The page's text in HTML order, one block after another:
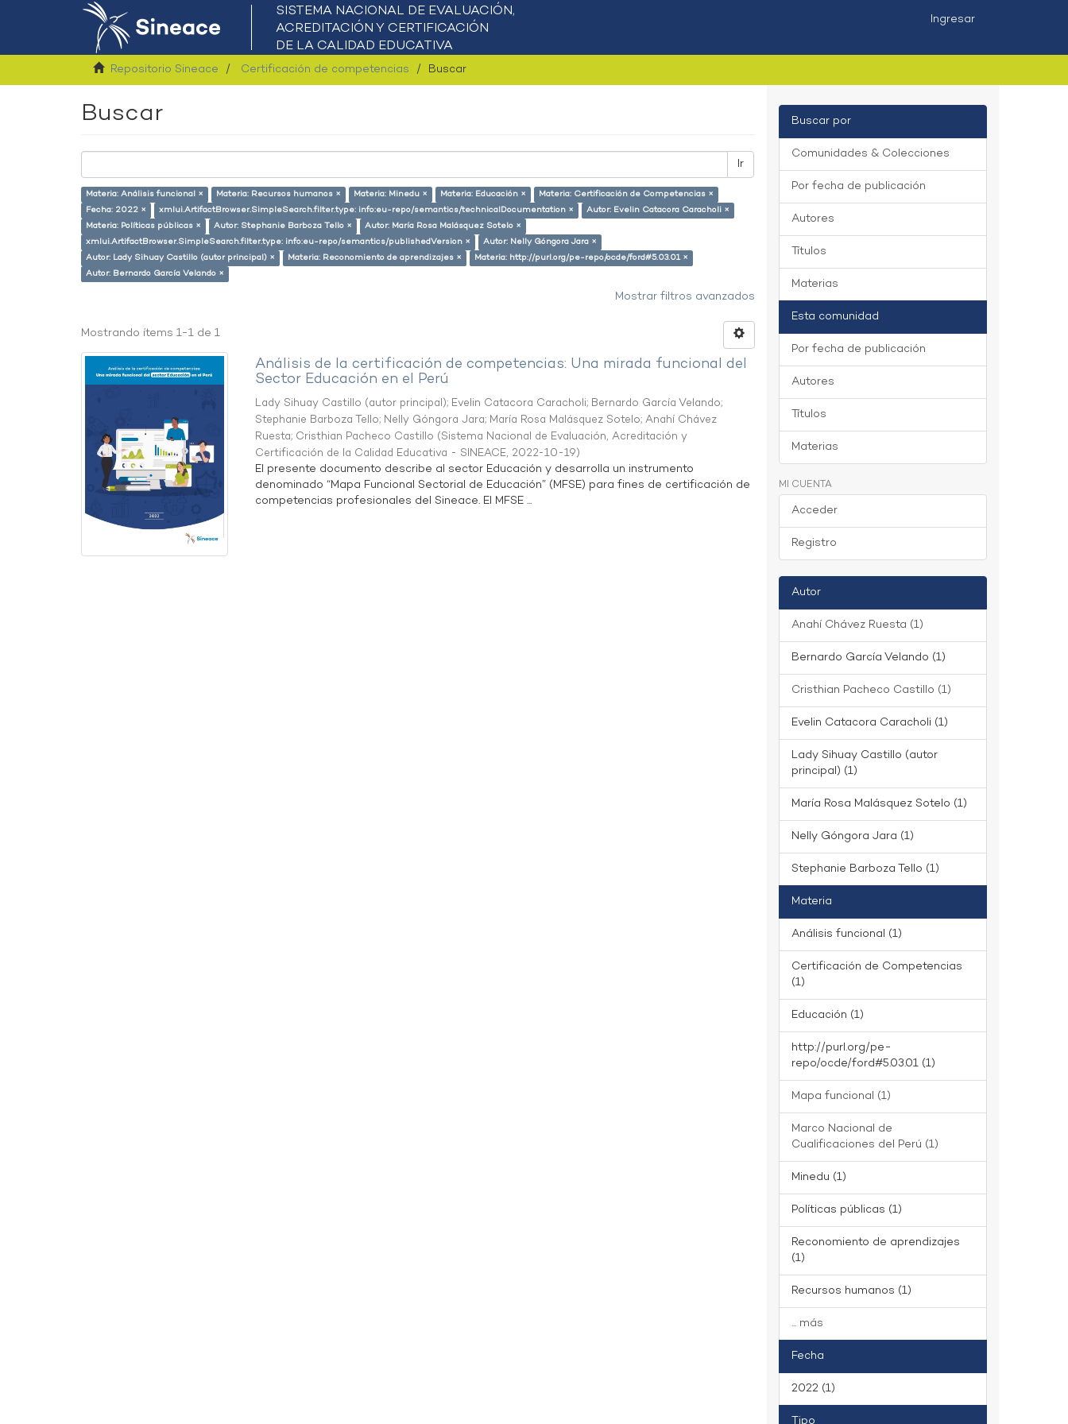
Ingresar
Repositorio Sineace Certificación de competencias Buscar
Buscar
Ir
Materia: Análisis funcional × Materia: Recursos humanos × Materia: Minedu × Materia: Educación ×
Materia: Certificación de Competencias ×
Fecha: 2022 ×
xmlui.ArtifactBrowser.SimpleSearch.filter.type: info:eu-repo/semantics/technicalDocumentation ×
Autor: Evelin Catacora Caracholi ×
Materia: Políticas públicas ×
Autor: Stephanie Barboza Tello ×
Autor: María Rosa Malásquez Sotelo ×
xmlui.ArtifactBrowser.SimpleSearch.filter.type: info:eu-repo/semantics/publishedVersion ×
Autor: Nelly Góngora Jara ×
Autor: Lady Sihuay Castillo (autor principal) ×
Materia: Reconomiento de aprendizajes ×
Materia: http://purl.org/pe-repo/ocde/ford#5.03.01 ×
Autor: Bernardo García Velando ×
Mostrar filtros avanzados
Mostrando ítems 1-1 de 1
Análisis de la certificación de competencias: Una mirada funcional del
Sector Educación en el Perú
Lady Sihuay Castillo (autor principal); Evelin Catacora Caracholi; Bernardo García Velando;
Stephanie Barboza Tello; Nelly Góngora Jara; María Rosa Malásquez Sotelo;Anahí Chávez
Ruesta; Cristhian Pacheco Castillo (Sistema Nacional de Evaluación, Acreditación y
Certificación de la Calidad Educativa - SINEACE, 2022-10-19)
El presente documento describe al sector Educación y desarrolla un instrumento
denominado “Mapa Funcional Sectorial de Educación” (MFSE) para fines de certificación de
competencias profesionales del Sineace. El MFSE ...
Buscar por
Comunidades & Colecciones
Por fecha de publicación
Autores
Títulos
Materias
Esta comunidad
Por fecha de publicación
Autores
Títulos
Materias
MI CUENTA
Acceder
Registro
Autor
Anahí Chávez Ruesta (1)
Bernardo García Velando (1)
Cristhian Pacheco Castillo (1)
Evelin Catacora Caracholi (1)
Lady Sihuay Castillo (autor
principal) (1)
María Rosa Malásquez Sotelo (1)
Nelly Góngora Jara (1)
Stephanie Barboza Tello (1)
Materia
Análisis funcional (1)
Certificación de Competencias
(1)
Educación (1)
http://purl.org/pe-
repo/ocde/ford#5.03.01 (1)
Mapa funcional (1)
Marco Nacional de
Cualificaciones del Perú (1)
Minedu (1)
Políticas públicas (1)
Reconomiento de aprendizajes
(1)
Recursos humanos (1)
... más
Fecha
2022 (1)